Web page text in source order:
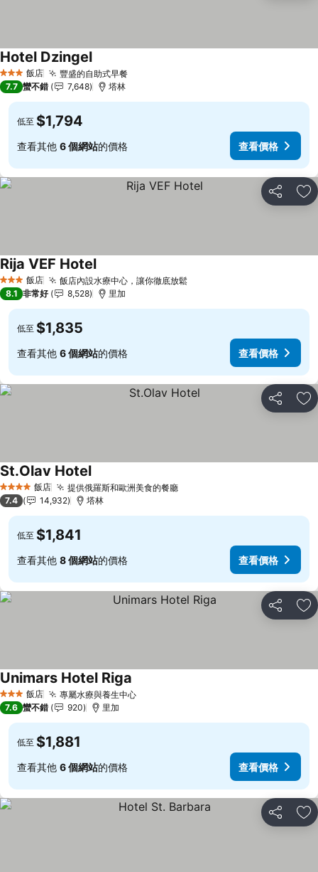
3 星級 飯店 豐盛的自助式早餐查看價格
Hotel Dzingel查看價格
7.7 蠻不錯 7,648 塔林
低至 $1,794
查看其他 6 個網站的價格 查看價格
分享 加
3 星級 飯店 飯店內設水療中心，讓你徹底放鬆查看價格
Rija VEF Hotel查看價格
8.1 非常好 8,528 里加
低至 $1,835
查看其他 6 個網站的價格 查看價格
分享 加
4 星級 飯店 提供俄羅斯和歐洲美食的餐廳查看價格
St.Olav Hotel查看價格
7.4 14,932 塔林
低至 $1,841
查看其他 8 個網站的價格 查看價格
分享 加
3 星級 飯店 專屬水療與養生中心查看價格
Unimars Hotel Riga
7.6 蠻不錯 920 里加
低至 $1,881
查看其他 6 個網站的價格 查看價格
分享 加